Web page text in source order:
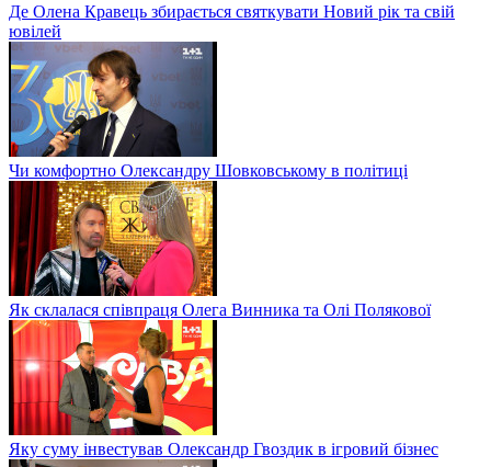
Де Олена Кравець збирається святкувати Новий рік та свій
ювілей
Чи комфортно Олександру Шовковському в політиці
Як склалася співпраця Олега Винника та Олі Полякової
Яку суму інвестував Олександр Гвоздик в ігровий бізнес